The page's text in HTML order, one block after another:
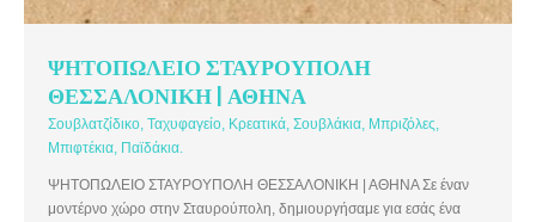
ΨΗΤΟΠΩΛΕΙΟ ΣΤΑΥΡΟΥΠΟΛΗ
ΘΕΣΣΑΛΟΝΙΚΗ | ΑΘΗΝΑ
Σουβλατζίδικο, Ταχυφαγείο, Κρεατικά, Σουβλάκια, Μπριζόλες,
Μπιφτέκια, Παϊδάκια.
ΨΗΤΟΠΩΛΕΙΟ ΣΤΑΥΡΟΥΠΟΛΗ ΘΕΣΣΑΛΟΝΙΚΗ | ΑΘΗΝΑ Σε έναν
μοντέρνο χώρο στην Σταυρούπολη, δημιουργήσαμε για εσάς ένα